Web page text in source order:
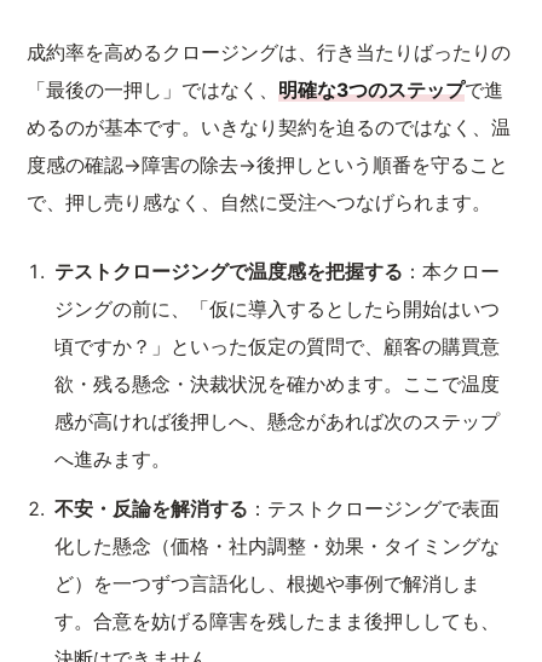
成約率を高めるクロージングは、行き当たりばったりの
「最後の一押し」ではなく、明確な3つのステップで進
めるのが基本です。いきなり契約を迫るのではなく、温
度感の確認→障害の除去→後押しという順番を守ること
で、押し売り感なく、自然に受注へつなげられます。
テストクロージングで温度感を把握する ：本クロー
ジングの前に、「仮に導入するとしたら開始はいつ
頃ですか？」といった仮定の質問で、顧客の購買意
欲・残る懸念・決裁状況を確かめます。ここで温度
感が高ければ後押しへ、懸念があれば次のステップ
へ進みます。
不安・反論を解消する ：テストクロージングで表面
化した懸念（価格・社内調整・効果・タイミングな
ど）を一つずつ言語化し、根拠や事例で解消しま
す。合意を妨げる障害を残したまま後押ししても、